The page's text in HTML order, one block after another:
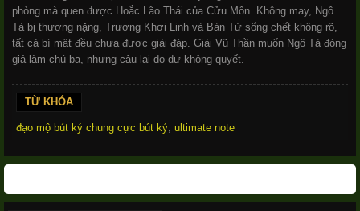
phỏng mà quen được Hoắc Lão Thái của Cửu Môn. Không may, Ngô
Tà bị thương nặng, Trương Khơi Linh và Bàn Tử sống chết không rõ,
tất cả bí mật đều chưa được giải đáp. Giải Vũ Thần muốn Ngô Tà đóng
giả làm chú ba, nhưng cậu lại do dự không quyết.
TỪ KHÓA
đạo mộ bút ký chung cực bút ký ultimate note